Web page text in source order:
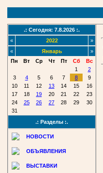
.: Сегодня: 7.8.2026 :.
«
2022
»
«
Январь
»
Пн
Вт Ср Чт Пт Сб
Вс
1
2
3
4 5 6 7 8
9
10
11 12 13 14 15
16
17
18 19 20 21 22
23
24
25 26 27 28 29
30
31
.: Разделы :.
НОВОСТИ
ОБЪЯВЛЕНИЯ
ВЫСТАВКИ